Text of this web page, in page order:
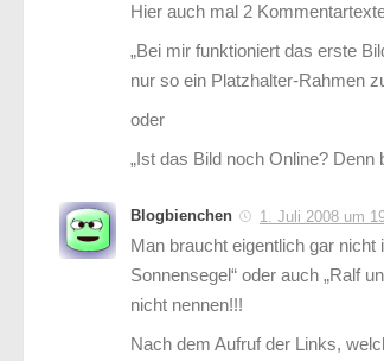
Hier auch mal 2
„Bei mir funktioniert das erste
nur so ein Platzhalter-Rahmen
oder
„Ist das Bild noch Online? Denn
Blogbienchen 1. Juli 2008 um
Man braucht eigentlich gar nicht
Sonnensegel“ oder auch „Ralf
nicht nennen!!!
Nach dem Aufruf der Links,